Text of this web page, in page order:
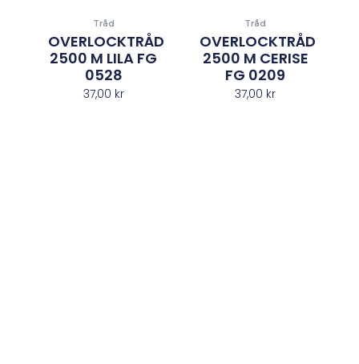
Tråd
OVERLOCKTRÅD
2500 M LILA FG
0528
37,00 kr
Tråd
OVERLOCKTRÅD
2500 M CERISE
FG 0209
37,00 kr